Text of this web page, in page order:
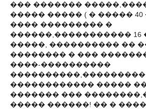
��� �������
����� ����� ( � �����
���� ��������� �
������,����������� 16
�����, ���������� ��
�������� � ���
����-����������
������������ �����
������� ���
����� ������! �� �